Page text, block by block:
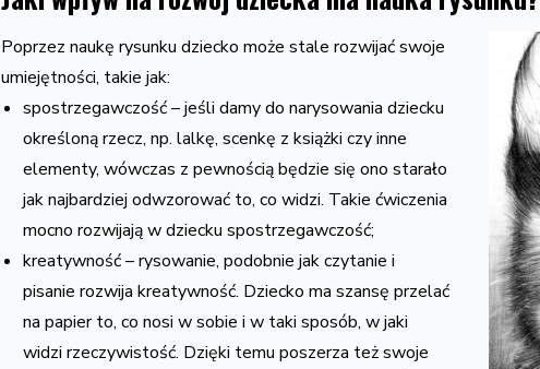
Poprzez naukę rysunku dziecko może stale rozwijać swoje
umiejętności, takie jak:
spostrzegawczość – jeśli damy do narysowania dziecku
określoną rzecz, np. lalkę, scenkę z książki czy inne
elementy, wówczas z pewnością będzie się ono starało
jak najbardziej odwzorować to, co widzi. Takie ćwiczenia
mocno rozwijają w dziecku spostrzegawczość;
kreatywność – rysowanie, podobnie jak czytanie i
pisanie rozwija kreatywność. Dziecko ma szansę przelać
na papier to, co nosi w sobie i w taki sposób, w jaki
widzi rzeczywistość. Dzięki temu poszerza też swoje